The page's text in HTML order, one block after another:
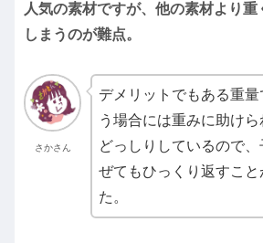
人気の素材ですが、他の素材より重
しまうのが難点。
さかさん
デメリットでもある重
う場合には重みに助けら
どっしりしているので
ぜてもひっくり返すこ
た。